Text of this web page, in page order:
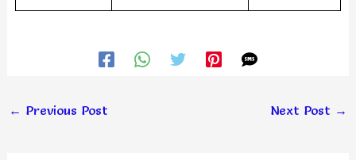
← Previous Post Next Post →